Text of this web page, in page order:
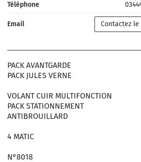
Téléphone
Email Contactez
PACK AVANTGARDE
PACK JULES VERNE
VOLANT CUIR MULTIFONCTION
PACK STATIONNEMENT
ANTIBROUILLARD
4 MATIC
N°8018